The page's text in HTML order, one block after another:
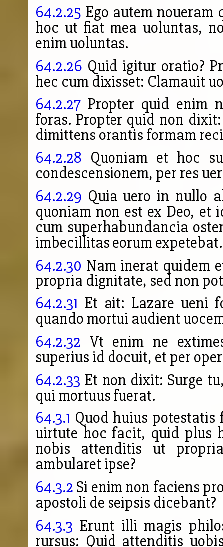
64.2.25 Ego autem noueram
hoc ut fiat mea uoluntas,
enim uoluntas.
64.2.26 Quid igitur oratio?
hec cum dixisset: Clamauit
64.2.27Propter quid enim
foras. Propter quid non
dimittens orantis formam
64.2.28 Quoniam et hoc
condescensionem, per res
64.2.29 Quia uero in nullo
quoniam non est ex Deo, et
cum superhabundancia
imbecillitas eorum expetebat.
64.2.30 Nam inerat quidem
propria dignitate, sed non
64.2.31 Et ait: Lazare ueni
quando mortui audient
64.2.32 Vt enim ne
superius id docuit, et per
64.2.33 Et non dixit: Surge
qui mortuus fuerat.
64.3.1 Quod huius potestatis
uirtute hoc facit, quid plus
nobis attenditis ut
ambularet ipse?
64.3.2 Si enim non faciens
apostoli de seipsis dicebant?
64.3.3 Erunt illi magis
rursus: Quid attenditis